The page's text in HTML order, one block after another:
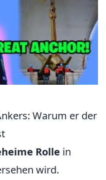
Warum er der
Rolle in
wird.